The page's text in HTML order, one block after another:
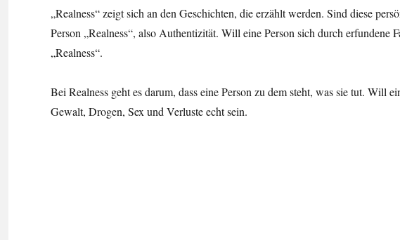
„Realness“ zeigt sich an den Geschichten, die erzählt werden. Sind diese
Person „Realness“, also Authentizität. Will eine Person sich durch erfundene
„Realness“.
Bei Realness geht es darum, dass eine Person zu dem steht, was sie tut. Will
Gewalt, Drogen, Sex und Verluste echt sein.